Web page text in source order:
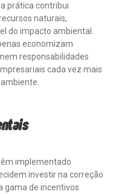
prática contribui
naturais,
do impacto ambiental.
economizam
responsabilidades
cada vez mais
implementado
investir na correção
gama de incentivos